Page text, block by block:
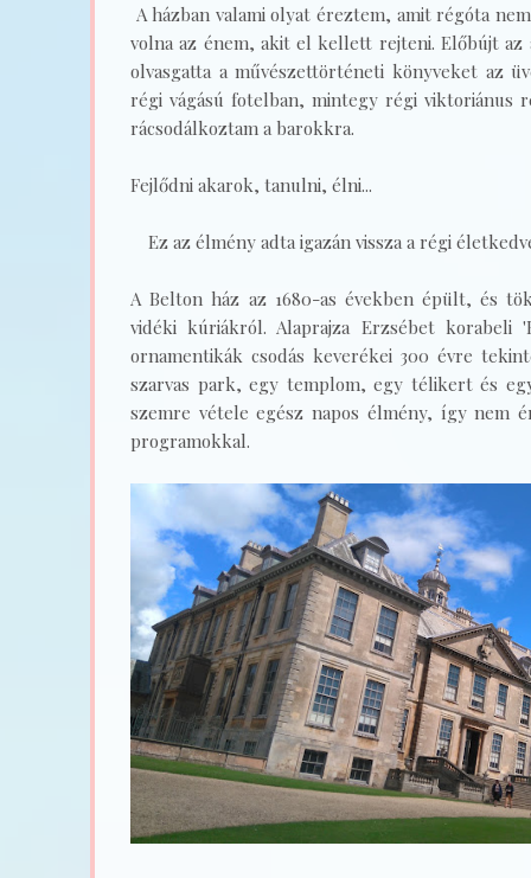
A házban valami olyat éreztem, amit régóta
volna az énem, akit el kellett rejteni. Előbújt az
olvasgatta a művészettörténeti könyveket az
régi vágású fotelban, mintegy régi viktoriánus
rácsodálkoztam a barokkra.
Fejlődni akarok, tanulni, élni...
Ez az élmény adta igazán vissza a régi
A Belton ház az 1680-as években épült, és
vidéki kúriákról. Alaprajza Erzsébet
ornamentikák csodás keverékei 300 évre
szarvas park, egy templom, egy télikert és
szemre vétele egész napos élmény, így nem
programokkal.